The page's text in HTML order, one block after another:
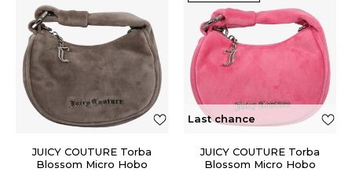
JUICY COUTURE Torba
Blossom Micro Hobo
Last chance
JUICY COUTURE Torba
Blossom Micro Hobo